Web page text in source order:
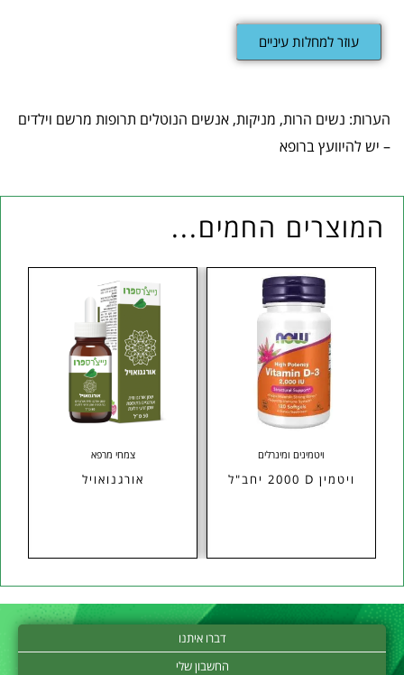
עוזר למחלות עיניים
הערות: נשים הרות, מניקות, אנשים הנוטלים תרופות מרשם וילדים
– יש להיוועץ ברופא
המוצרים החמים...
ויטמינים ומינרלים
ויטמין D‏ 2000 יחב"ל
צמחי מרפא
אורגנואויל
דברו איתנו
החשבון שלי